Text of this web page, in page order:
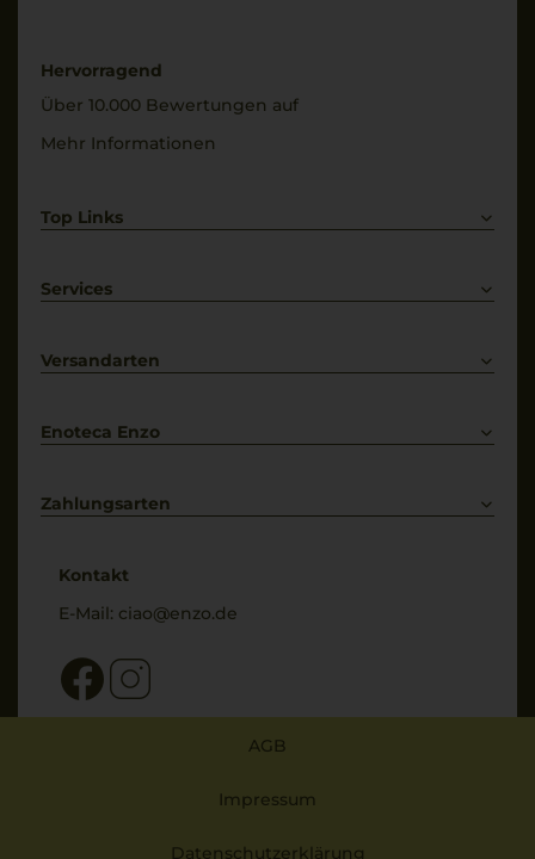
Hervorragend
Über 10.000 Bewertungen auf
Mehr Informationen
Top Links
Weißwein
Services
Kontakt
Versandarten
Enoteca Enzo
Bewertungs-Richtlinien
Zahlungsarten
Kontakt
E-Mail: ciao@enzo.de
AGB
Impressum
Datenschutzerklärung